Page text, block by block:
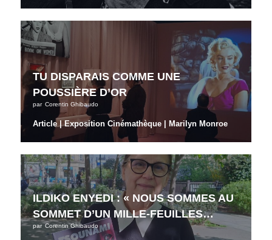
TU DISPARAIS COMME UNE
POUSSIÈRE D’OR
par Corentin Ghibaudo
Article | Exposition Cinémathèque | Marilyn Monroe
ILDIKO ENYEDI : « NOUS SOMMES AU
SOMMET D’UN MILLE-FEUILLES…
par Corentin Ghibaudo